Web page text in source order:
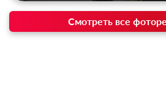
Смотреть все